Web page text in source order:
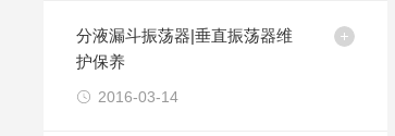
分液漏斗振荡器|垂直振荡器维
护保养
2016-03-14